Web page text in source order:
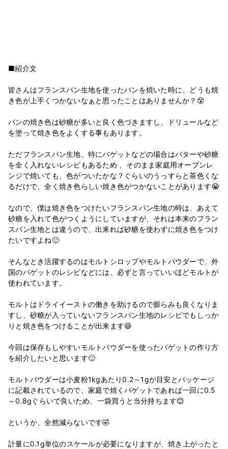
■紹介文
皆さんはフランスパン生地を使ったパンを焼いた時に、どうも焼
き色が上手くつかないなぁと思ったことはありませんか？😵
パンの焼き色は砂糖が多いと良く色づきますし、ドリュールなど
を塗って焼き色をよくする事もあります。
ただフランスパン生地、特にバゲットなどの場合はバターや砂糖
を全く入れないレシピもあるため 、そのまま家庭用オーブンレ
ンジで焼いても、色がついたかな？ぐらいのうっすらと茶色くな
るだけで、全く焼き色らしい焼き色がつかないことがあります😭
なので、僕は焼き色をつけたいフランスパン生地の時は、あえて
砂糖を入れて色がつくようにしていますが、それは本来のフラン
スパン生地とは違うので、出来れば砂糖を使わずに焼き色をつけ
たいですよね🙂
そんなとき活躍するのはモルトシロップやモルトパウダーで、外
国のバゲットのレシピなどには、必ずと言っていいほどモルトが
使われています。
モルトはドライイーストの働きを助けるので膨らみも良くなりま
すし、砂糖が入っていないフランスパン生地のレシピでもしっか
りと焼き色をつけることが出来ます😆
今回は保存もしやすいモルトパウダーを使ったバゲットの作り方
を紹介したいと思います🙂
モルトパウダーは小麦粉1kgあたり0.2～1gが目安とパッケージ
に記載されているので、家庭で焼くバゲットであれば一回に0.5
～0.8gぐらいで良いため、一袋買うと当分持ちます😊
というか、全然減らないです🤣
計量に0.1g単位のスケールが必要になりますが、焼き上がったと